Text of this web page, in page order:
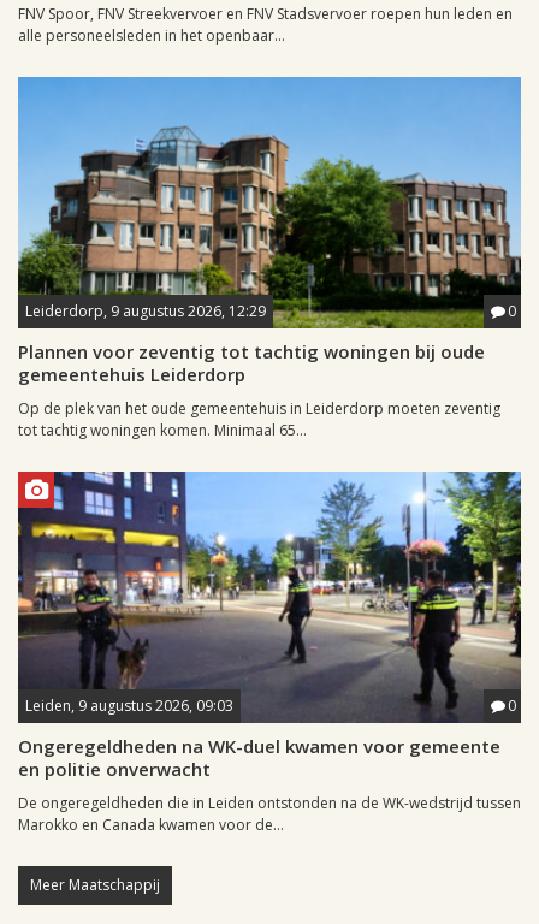
FNV Spoor, FNV Streekvervoer en FNV Stadsvervoer roepen hun leden en
alle personeelsleden in het openbaar...
Leiderdorp, 9 augustus 2026, 12:29 0
Plannen voor zeventig tot tachtig woningen bij oude
gemeentehuis Leiderdorp
Op de plek van het oude gemeentehuis in Leiderdorp moeten zeventig
tot tachtig woningen komen. Minimaal 65...
Leiden, 9 augustus 2026, 09:03 0
Ongeregeldheden na WK-duel kwamen voor gemeente
en politie onverwacht
De ongeregeldheden die in Leiden ontstonden na de WK-wedstrijd tussen
Marokko en Canada kwamen voor de...
Meer Maatschappij